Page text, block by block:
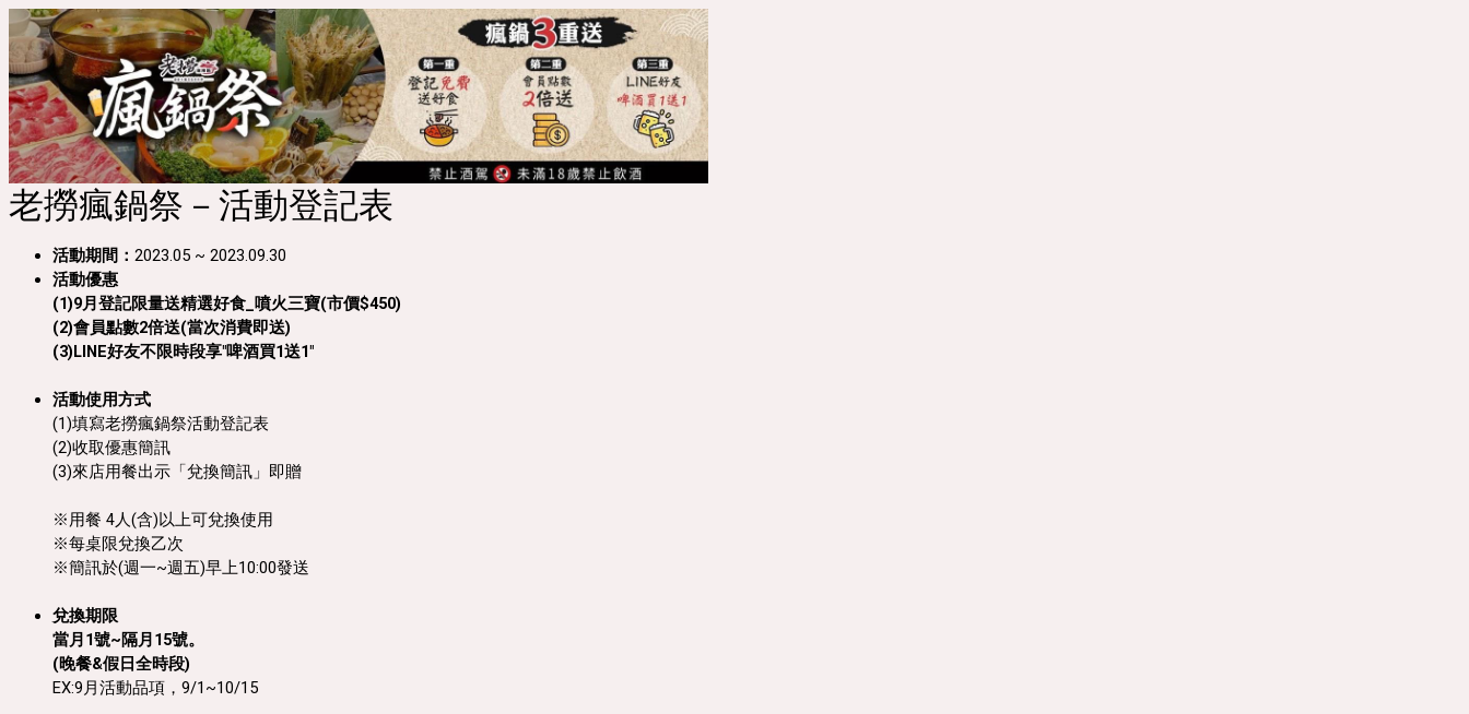
老撈瘋鍋祭－活動登記表
活動期間： 2023.05 ~ 2023.09.30
活動優惠
(1)9月登記限量送精選好食_噴火三寶(市價$450)
(2)會員點數2倍送(當次消費即送)
(3)LINE好友不限時段享"啤酒買1送1"
活動使用方式
(1)填寫老撈瘋鍋祭活動登記表
(2)收取優惠簡訊
(3)來店用餐出示「兌換簡訊」即贈
※用餐
※每桌限兌換乙次
※簡訊於(週一~週五)早上10:00發送
兌換期限
當月1號~隔月15號。
(晚餐&假日全時段)
EX:9月活動品項，9/1~10/15